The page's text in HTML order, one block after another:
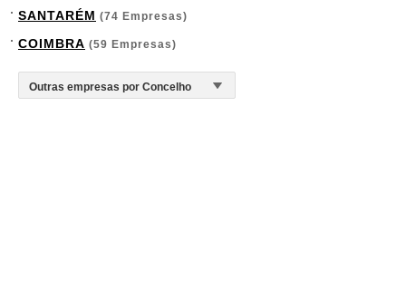
SANTARÉM (74 Empresas)
COIMBRA (59 Empresas)